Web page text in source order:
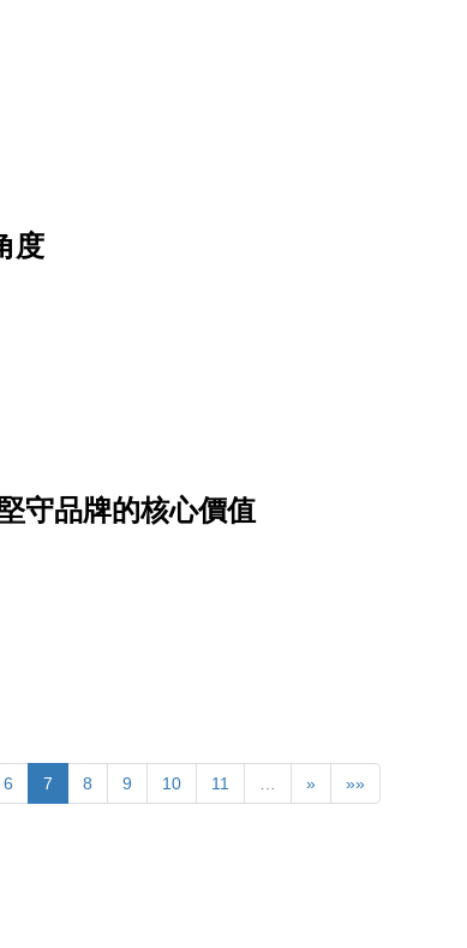
度
守品牌的核心價值
6 7 8 9 10 11 … » »»